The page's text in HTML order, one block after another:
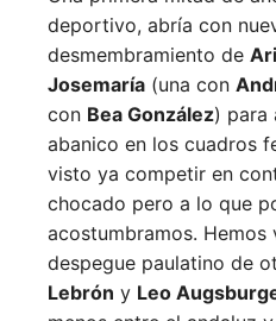
deportivo, abría con
desmembramiento de
Josemaría (una con
con Bea González) para
abanico en los cuadros
visto ya competir en
chocado pero a lo que
acostumbramos. Hemos
despegue paulatino de
Lebrón y Leo